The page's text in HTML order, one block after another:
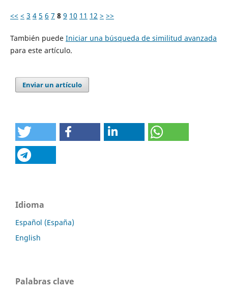
<< < 3 4 5 6 7 8 9 10 11 12 > >>
También puede Iniciar una búsqueda de similitud avanzada
para este artículo.
Enviar un artículo
Idioma
Español (España)
English
Palabras clave